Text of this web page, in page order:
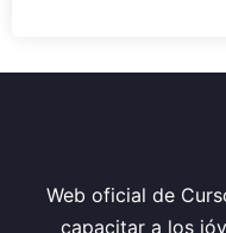
Web oficial de
capacitar a los